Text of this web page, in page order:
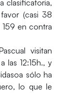
clasificatoria,
(casi 38
en contra
visitan
las 12:15h., y
sólo ha
lo que le